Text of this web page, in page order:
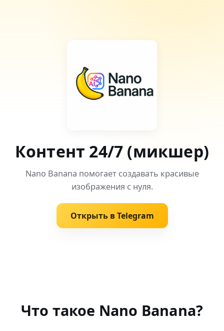
Контент 24/7 (микшер)
Nano Banana помогает создавать красивые
изображения с нуля.
Открыть в Telegram
AI city art (панель обучения) — как заменить
Что такое Nano Banana?